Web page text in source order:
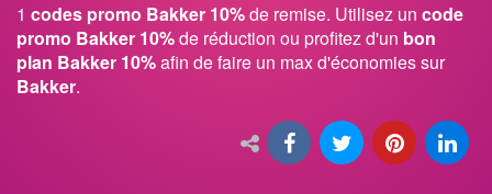
1 codes promo Bakker 10%de remise. Utilisez un code
promo Bakker 10%de réduction ou profitez d'un bon
plan Bakker 10%afin de faire un max d'économies sur
Bakker.